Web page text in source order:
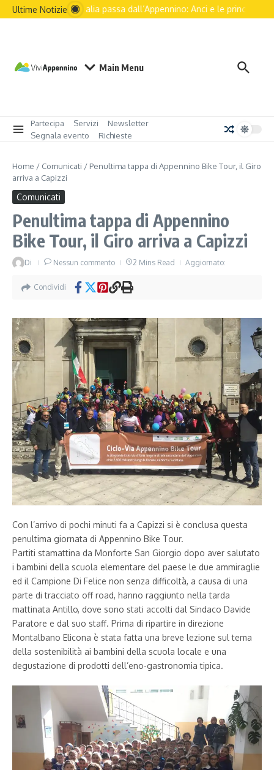
Salta al contenuto
Ultime Notizie
Il futuro dell’Italia passa dall’Appennino: Anci e le principali
Main Menu
Partecipa Servizi
Newsletter
Segnala evento
Richieste
Home / Comunicati / Penultima tappa di Appennino Bike Tour, il Giro
arriva a Capizzi
Comunicati
Penultima tappa di Appennino
Bike Tour, il Giro arriva a Capizzi
Di Nessun commento 2 Mins Read Aggiornato:
Condividi
Con l’arrivo di pochi minuti fa a Capizzi si è conclusa questa
penultima giornata di Appennino Bike Tour.
Partiti stamattina da Monforte San Giorgio dopo aver salutato
i bambini della scuola elementare del paese le due ammiraglie
ed il Campione Di Felice non senza difficoltà, a causa di una
parte di tracciato off road, hanno raggiunto nella tarda
mattinata Antillo, dove sono stati accolti dal Sindaco Davide
Paratore e dal suo staff. Prima di ripartire in direzione
Montalbano Elicona è stata fatta una breve lezione sul tema
della sostenibilità ai bambini della scuola locale e una
degustazione di prodotti dell’eno-gastronomia tipica.